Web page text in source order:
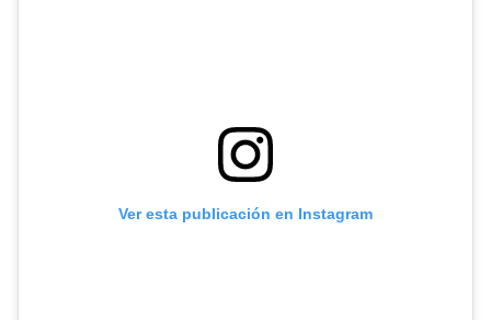
Ver esta publicación en Instagram